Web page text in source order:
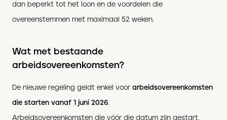
dan beperkt tot het loon en de voordelen die
overeenstemmen met maximaal 52 weken.
Wat met bestaande
arbeidsovereenkomsten?
De nieuwe regeling geldt enkel voor arbeidsovereenkomsten
die starten vanaf 1 juni 2026.
Arbeidsovereenkomsten die vóór die datum zijn gestart,